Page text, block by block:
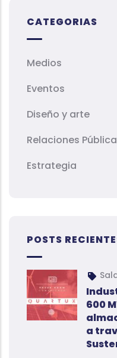
CATEGORIAS
Medios
Eventos
Diseño y arte
Relaciones
Estrategia
POSTS
600
a